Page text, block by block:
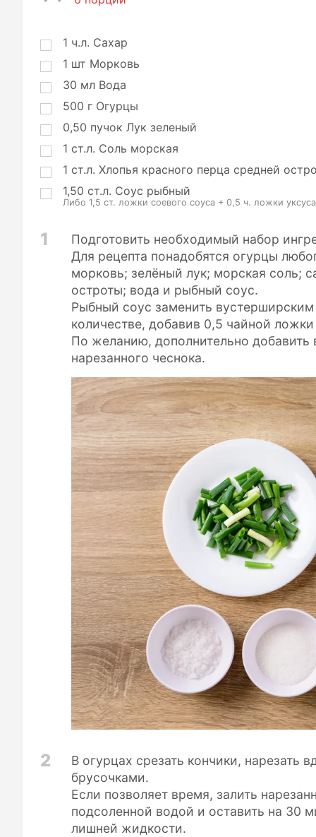
ц
и
1 ч.л. Сахар
1 шт Морковь
30 мл Вода
500 г Огурцы
0,50 пучок Лук зеленый
1 ст.л. Соль морская
1 ст.л. Хлопья красного перца средней
1,50 ст.л. Соус рыбный
Либо 1,5 ст. ложки соевого соуса + 0,5 ч. ложки
1
Подготовить необходимый набор
Для рецепта понадобятся огурцы
морковь; зелёный лук; морская соль;
остроты; вода и рыбный соус.
Рыбный соус заменить
количестве, добавив 0,5 чайной ложки
По желанию, дополнительно добавить
нарезанного чеснока.
2
В огурцах срезать кончики, нарезать
брусочками.
Если позволяет время, залить
подсоленной водой и оставить на 30
лишней жидкости.